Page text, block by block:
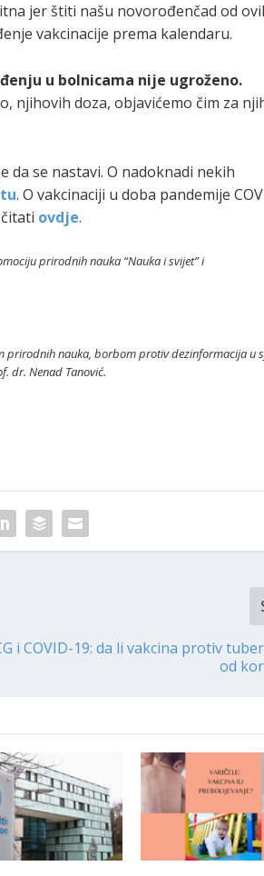
jer štiti našu novorođenčad od
vakcinacije prema kalendaru.
u bolnicama nije ugroženo.
njihovih doza, objavićemo čim za
da se nastavi. O nadoknadi nekih
. O vakcinaciji u doba pandemije
ovdje.
prirodnih nauka “Nauka i svijet” i
prirodnih nauka, borbom protiv dezinformacija u
dr. Nenad Tanović.
i COVID-19: da li vakcina protiv
od